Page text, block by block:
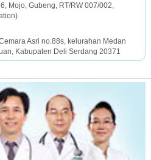
Mojo, Gubeng, RT/RW 007/002,
Asri no.88s, kelurahan Medan
Kabupaten Deli Serdang 20371